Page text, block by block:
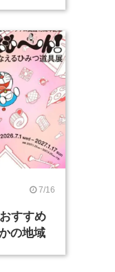
7/16
すすめ
の地域